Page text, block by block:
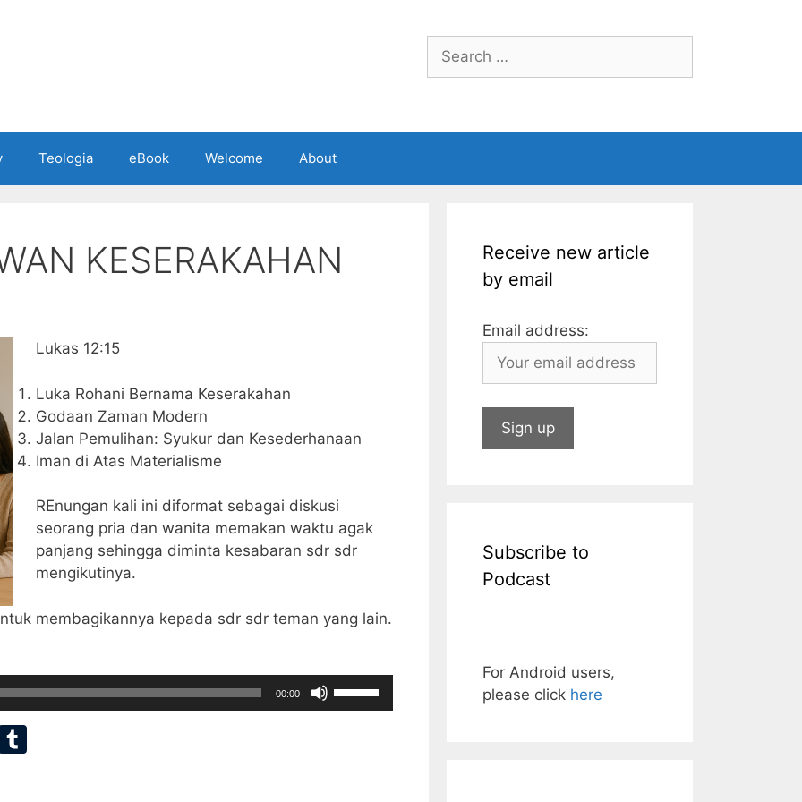
Search
for:
Teologia eBook Welcome About
KESERAKAHAN
Lukas 12:15
Luka Rohani Bernama Keserakahan
Godaan Zaman Modern
Jalan Pemulihan: Syukur dan Kesederhanaan
Iman di Atas Materialisme
REnungan kali ini diformat sebagai diskusi
seorang pria dan wanita memakan waktu agak
panjang sehingga diminta kesabaran sdr sdr
mengikutinya.
membagikannya kepada sdr sdr teman yang lain.
00:00
Use
Up/Down
Receive new article
by email
Email address:
Subscribe to
Podcast
For Android users,
please click here